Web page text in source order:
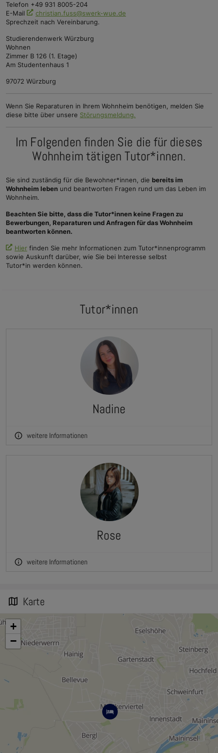
Telefon +49 931 8005-204
E-Mail
christian.fuss@swerk-wue.de
Sprechzeit nach Vereinbarung.
Studierendenwerk Würzburg
Wohnen
Zimmer B 126 (1. Etage)
Am Studentenhaus 1
97072 Würzburg
Wenn Sie Reparaturen in Ihrem Wohnheim benötigen, melden Sie
diese bitte über unsere Störungsmeldung.
Im Folgenden finden Sie die für dieses
Wohnheim tätigen Tutor*innen.
Sie sind zuständig für die Bewohner*innen, die bereits im
Wohnheim leben und beantworten Fragen rund um das Leben im
Wohnheim.
Beachten Sie bitte, dass die Tutor*innen keine Fragen zu
Bewerbungen, Reparaturen und Anfragen für das Wohnheim
beantworten können.
Hierfinden Sie mehr Informationen zum Tutor*innenprogramm
sowie Auskunft darüber, wie Sie bei Interesse selbst
Tutor*in werden können.
Tutor*innen
Nadine
info weitere Informationen
Rose
info weitere Informationen
map Karte
+
−